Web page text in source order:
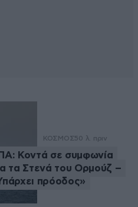
ΚΟΣΜΟΣ50 λ. πριν
Κοντά σε συμφωνία
τα Στενά του Ορμούζ –
πρόοδος»